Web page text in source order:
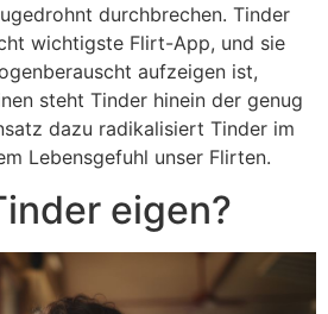
durchbrechen. Tinder
wichtigste Flirt-App, und sie
aufzeigen ist,
steht Tinder hinein der genug
dazu radikalisiert Tinder im
Lebensgefuhl unser Flirten.
eigen?